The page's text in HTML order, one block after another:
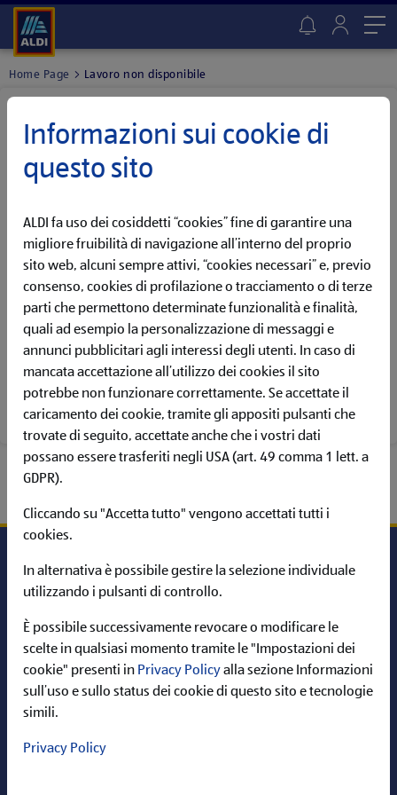
Home Page Lavoro non disponibile
Ci dispiace, abbiamo già chiuso questa offerta di lavoro! Ma
Imposta un Job Alert per ricevere una notifica appena
l'annuncio tornerà online
VAI AL JOB ALERT
Oppure, scopri tutte le opportunità attualmente disponibili
nella nostra sezione dedicata.
POSIZIONI APERTE
Carriera in ALDI
Informazioni
ALDI nel web
Informazioni sui cookie di
questo sito
ALDI fa uso dei cosiddetti “cookies” fine di garantire una
migliore fruibilità di navigazione all’interno del proprio
sito web, alcuni sempre attivi, “cookies necessari” e, previo
consenso, cookies di profilazione o tracciamento o di terze
parti che permettono determinate funzionalità e finalità,
quali ad esempio la personalizzazione di messaggi e
annunci pubblicitari agli interessi degli utenti. In caso di
mancata accettazione all’utilizzo dei cookies il sito
potrebbe non funzionare correttamente. Se accettate il
caricamento dei cookie, tramite gli appositi pulsanti che
trovate di seguito, accettate anche che i vostri dati
possano essere trasferiti negli USA (art. 49 comma 1 lett. a
GDPR).
Cliccando su "Accetta tutto" vengono accettati tutti i
cookies.
In alternativa è possibile gestire la selezione individuale
utilizzando i pulsanti di controllo.
È possibile successivamente revocare o modificare le
scelte in qualsiasi momento tramite le "Impostazioni dei
cookie" presenti in Privacy Policyalla sezione Informazioni
sull’uso e sullo status dei cookie di questo sito e tecnologie
simili.
Privacy Policy